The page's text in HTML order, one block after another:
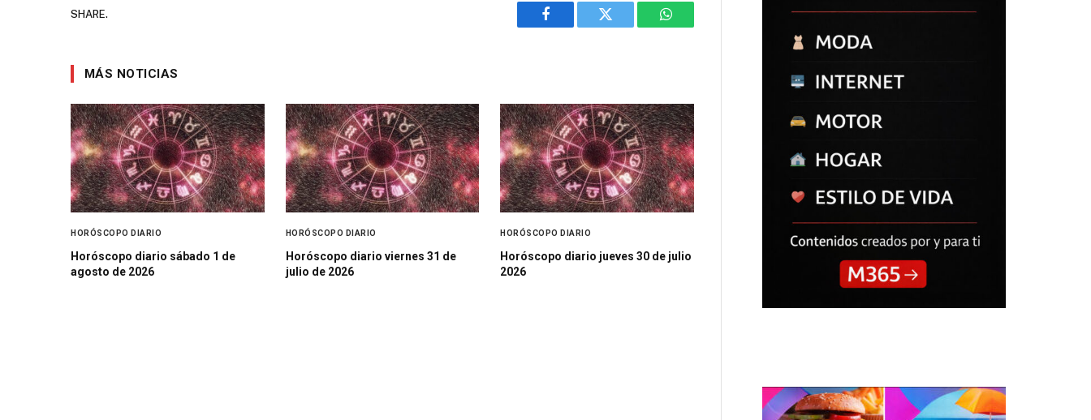
SHARE.
Facebook Twitter WhatsApp
MÁS NOTICIAS
HORÓSCOPO DIARIO
Horóscopo diario sábado 1 de
agosto de 2026
HORÓSCOPO DIARIO
Horóscopo diario viernes 31 de
julio de 2026
HORÓSCOPO DIARIO
Horóscopo diario jueves 30 de julio
2026